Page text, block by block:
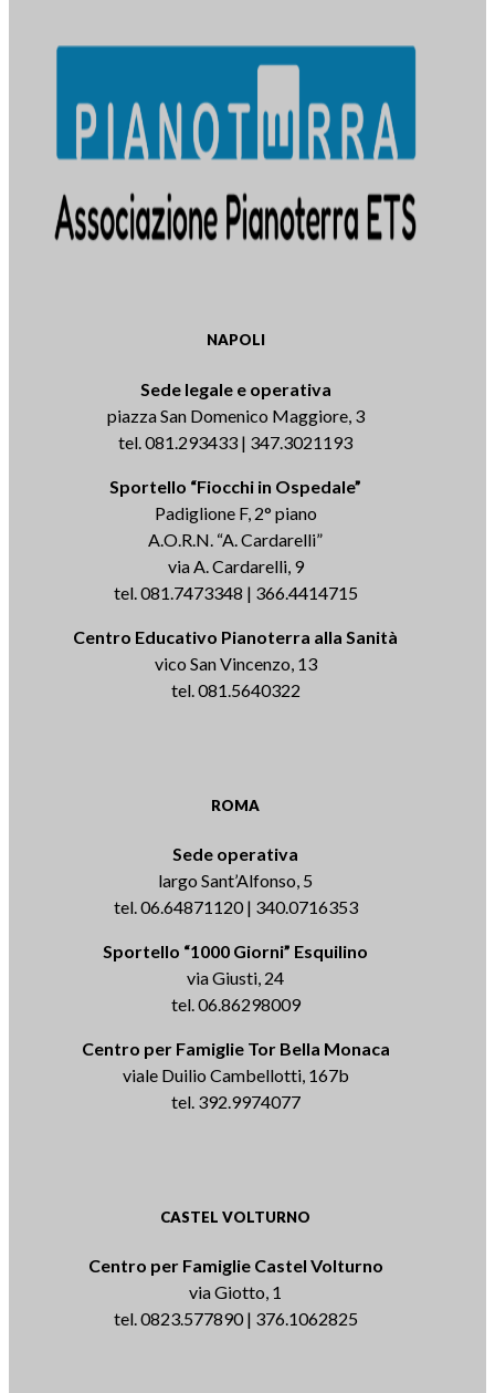
NAPOLI
Sede legale e operativa
piazza San Domenico Maggiore, 3
tel. 081.293433 | 347.3021193
Sportello “Fiocchi in Ospedale”
Padiglione F, 2° piano
A.O.R.N. “A. Cardarelli”
via A. Cardarelli, 9
tel. 081.7473348 | 366.4414715
Centro Educativo Pianoterra alla Sanità
vico San Vincenzo, 13
tel. 081.5640322
ROMA
Sede operativa
largo Sant’Alfonso, 5
tel. 06.64871120 | 340.0716353
Sportello “1000 Giorni” Esquilino
via Giusti, 24
tel. 06.86298009
Centro per Famiglie Tor Bella Monaca
viale Duilio Cambellotti, 167b
tel. 392.9974077
CASTEL VOLTURNO
Centro per Famiglie Castel Volturno
via Giotto, 1
tel. 0823.577890 | 376.1062825